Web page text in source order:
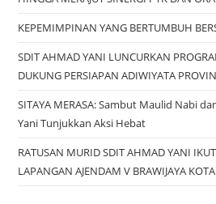
KEPEMIMPINAN YANG BERTUMBUH
SDIT AHMAD YANI LUNCURKAN
DUKUNG PERSIAPAN ADIWIYATA
SITAYA MERASA: Sambut Maulid Nabi
Yani Tunjukkan Aksi Hebat
RATUSAN MURID SDIT AHMAD YANI
LAPANGAN AJENDAM V BRAWIJAYA